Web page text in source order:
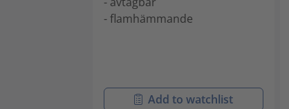
- flamhämmande
Add to watchlist